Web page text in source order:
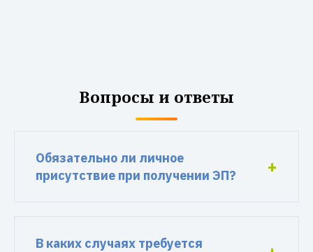
Вопросы и ответы
Обязательно ли личное
присутствие при получении ЭП?
В каких случаях требуется